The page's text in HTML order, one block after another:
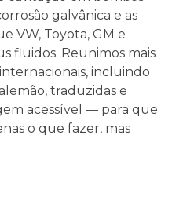
galvânica e as
VW, Toyota, GM e
fluidos. Reunimos mais
incluindo
traduzidas e
acessível — para que
o que fazer, mas